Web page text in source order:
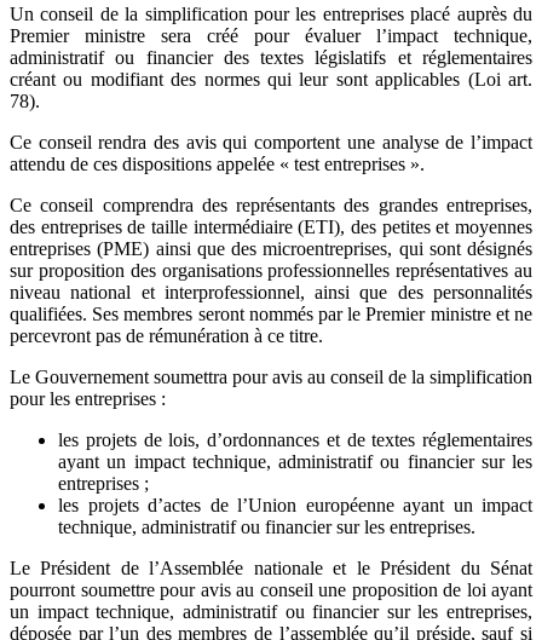
Un conseil de la simplification pour les entreprises placé auprès du
Premier ministre sera créé pour évaluer l’impact technique,
administratif ou financier des textes législatifs et réglementaires
créant ou modifiant des normes qui leur sont applicables (Loi art.
78).
Ce conseil rendra des avis qui comportent une analyse de l’impact
attendu de ces dispositions appelée « test entreprises ».
Ce conseil comprendra des représentants des grandes entreprises,
des entreprises de taille intermédiaire (ETI), des petites et moyennes
entreprises (PME) ainsi que des microentreprises, qui sont désignés
sur proposition des organisations professionnelles représentatives au
niveau national et interprofessionnel, ainsi que des personnalités
qualifiées. Ses membres seront nommés par le Premier ministre et ne
percevront pas de rémunération à ce titre.
Le Gouvernement soumettra pour avis au conseil de la simplification
pour les entreprises :
les projets de lois, d’ordonnances et de textes réglementaires
ayant un impact technique, administratif ou financier sur les
entreprises ;
les projets d’actes de l’Union européenne ayant un impact
technique, administratif ou financier sur les entreprises.
Le Président de l’Assemblée nationale et le Président du Sénat
pourront soumettre pour avis au conseil une proposition de loi ayant
un impact technique, administratif ou financier sur les entreprises,
déposée par l’un des membres de l’assemblée qu’il préside, sauf si